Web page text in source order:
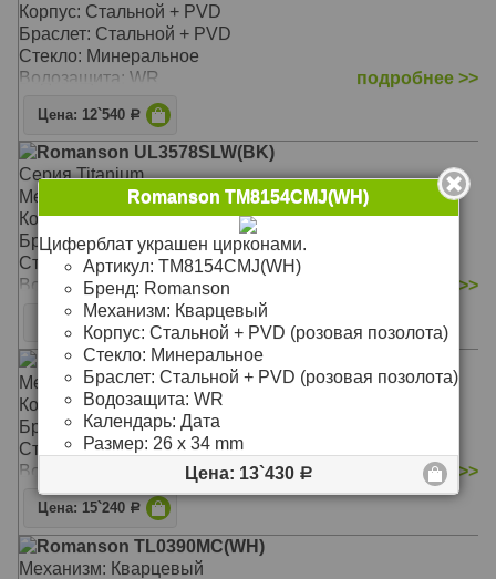
Корпус: Стальной + PVD
Браслет: Стальной + PVD
Стекло: Минеральное
Водозащита: WR
подробнее >>
Цена: 12`540 Р
Romanson UL3578SLW(BK)
Серия Titanium.
Механизм: Кварцевый
Корпус: Титановый
Браслет: Кожаный ремешок
Стекло: Минеральное
Водозащита: WR
подробнее >>
Цена: 6`790
Romanson TL9213HMC(WH)
Механизм: Кварцевый хронограф
Корпус: Сталь с частичной позолотой
Браслет: Каучуковый
Стекло: Минеральное
Водозащита: 30WR
подробнее >>
Цена: 15`240 Р
Romanson TL0390MC(WH)
Механизм: Кварцевый
Romanson TM8154CMJ(WH)
Циферблат украшен цирконами.
Артикул: TM8154CMJ(WH)
Бренд: Romanson
Механизм: Кварцевый
Корпус: Стальной + PVD (розовая позолота)
Стекло: Минеральное
Браслет: Стальной + PVD (розовая позолота)
Водозащита: WR
Календарь: Дата
Размер: 26 х 34 mm
Цена: 13`430 Р